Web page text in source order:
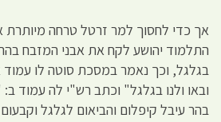
אך כדי לחסוך למר זרטל טרחה מיותרת
התלמוד יהושע לקח את אבני המזבח
בגלגל, וכך נאמר במסכת סוטה לו
ובאו ולנו בגלגל" וכתב רש"י לה עמוד
בהר עיבל קיפלום והביאום לגלגל